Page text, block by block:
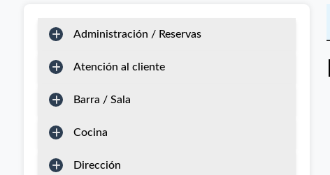
Administración / Reservas
Atención al cliente
Barra / Sala
Cocina
Dirección